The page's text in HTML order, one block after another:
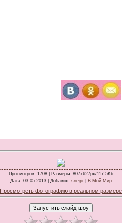
Просмотров: 1708 | Размеры: 807x627px/117.5Kb
Дата: 03.05.2013 | Добавил: snegir| В Мой Мир
Просмотреть фотографию в реальном размере